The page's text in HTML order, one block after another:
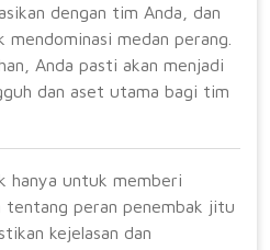
dengan tim Anda, dan
medan perang.
Anda pasti akan menjadi
dan aset utama bagi tim
hanya untuk memberi
tentang peran penembak jitu
kejelasan dan